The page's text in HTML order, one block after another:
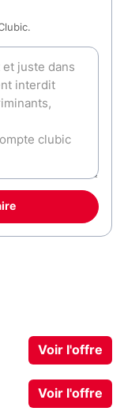
Voir l'offre
Voir l'offre